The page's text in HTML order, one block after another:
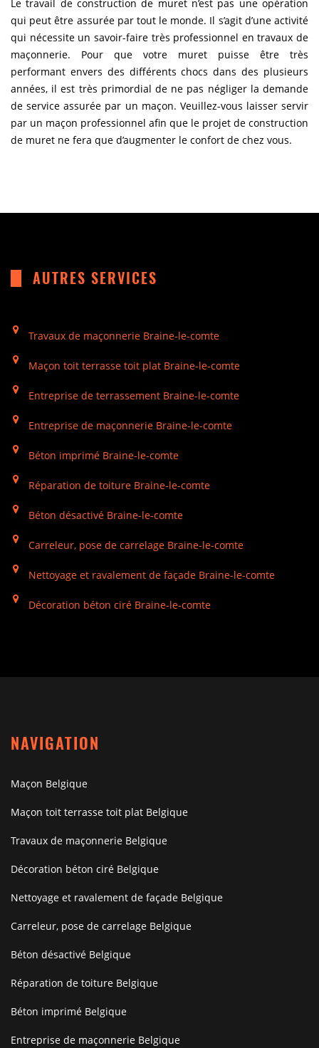
Le travail de construction de muret n’est pas une opération
qui peut être assurée par tout le monde. Il s’agit d’une activité
qui nécessite un savoir-faire très professionnel en travaux de
maçonnerie. Pour que votre muret puisse être très
performant envers des différents chocs dans des plusieurs
années, il est très primordial de ne pas négliger la demande
de service assurée par un maçon. Veuillez-vous laisser servir
par un maçon professionnel afin que le projet de construction
de muret ne fera que d’augmenter le confort de chez vous.
AUTRES SERVICES
Travaux de maçonnerie Braine-le-comte
Maçon toit terrasse toit plat Braine-le-comte
Entreprise de terrassement Braine-le-comte
Entreprise de maçonnerie Braine-le-comte
Béton imprimé Braine-le-comte
Réparation de toiture Braine-le-comte
Béton désactivé Braine-le-comte
Carreleur, pose de carrelage Braine-le-comte
Nettoyage et ravalement de façade Braine-le-comte
Décoration béton ciré Braine-le-comte
NAVIGATION
Maçon Belgique
Maçon toit terrasse toit plat Belgique
Travaux de maçonnerie Belgique
Décoration béton ciré Belgique
Nettoyage et ravalement de façade Belgique
Carreleur, pose de carrelage Belgique
Béton désactivé Belgique
Réparation de toiture Belgique
Béton imprimé Belgique
Entreprise de maçonnerie Belgique